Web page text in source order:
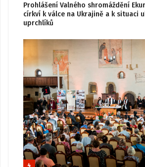
Prohlášení Valného shromáždění
církví k válce na Ukrajině a k situaci
uprchlíků
4